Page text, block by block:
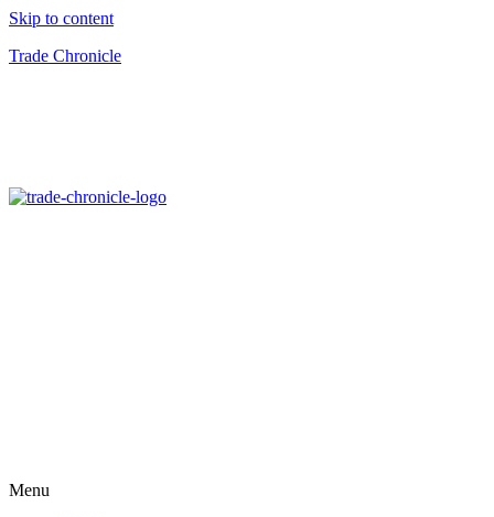
Skip to content
Trade Chronicle
Menu